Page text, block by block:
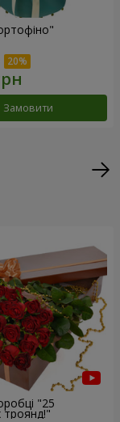
Замовити
"25
троянд!"